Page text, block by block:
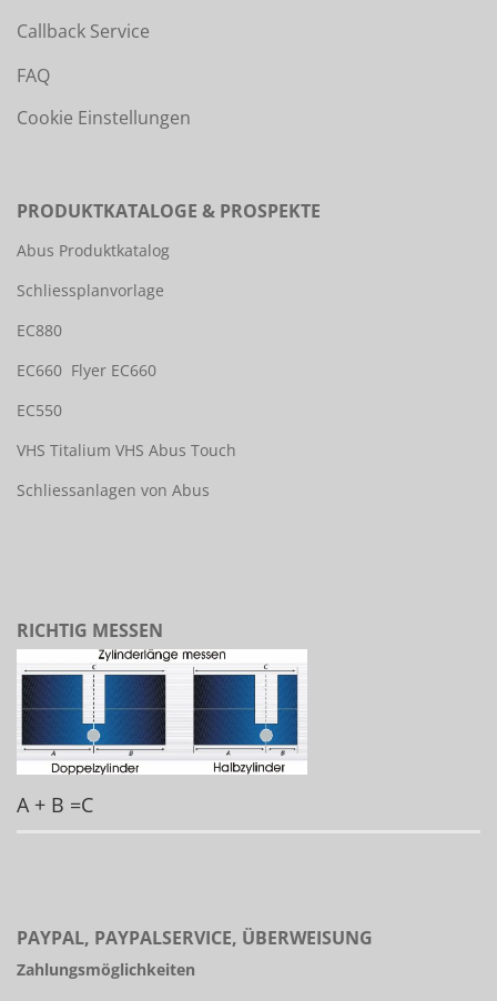
Callback Service
FAQ
Cookie Einstellungen
PRODUKTKATALOGE & PROSPEKTE
Abus Produktkatalog
Schliessplanvorlage
EC880
EC660 Flyer EC660
EC550
VHS Titalium VHS Abus Touch
Schliessanlagen von Abus
RICHTIG MESSEN
A + B =C
PAYPAL, PAYPALSERVICE, ÜBERWEISUNG
Zahlungsmöglichkeiten